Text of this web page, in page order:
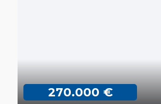
270.000 €